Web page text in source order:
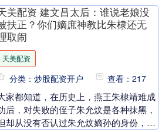
美配资 建文吕太后：谁说老娘没
扶正？你们嫡庶神教比朱棣还无
取闹
天美配资
分类：炒股配资开户 查看：217
家都知道，在历史上，燕王朱棣靖难成
后，对失败的侄子朱允炆是各种抹黑，
却从没有否认过朱允炆嫡孙的身份，并